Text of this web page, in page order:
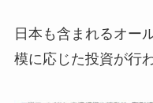
日本も含まれるオー
模に応じた投資が行